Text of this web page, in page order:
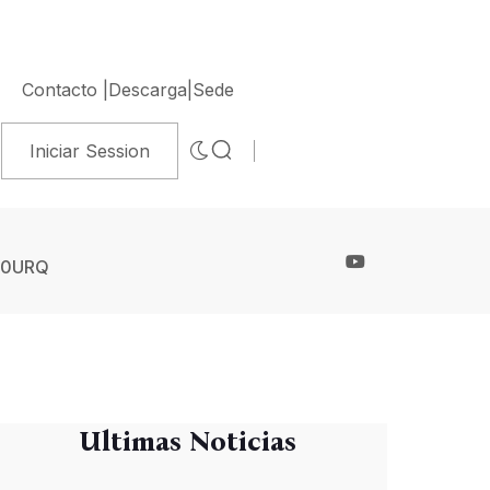
Contacto | Descarga| Sede
Iniciar Session
Ultimas Noticias